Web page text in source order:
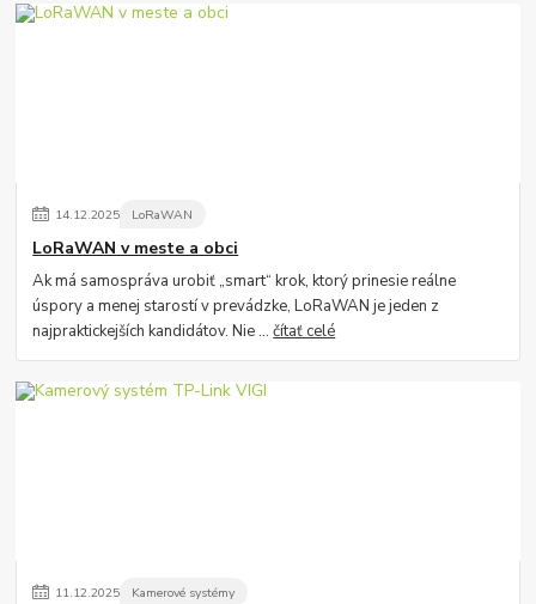
14.12.2025 LoRaWAN
LoRaWAN v meste a obci
Ak má samospráva urobiť „smart“ krok, ktorý prinesie reálne
úspory a menej starostí v prevádzke, LoRaWAN je jeden z
najpraktickejších kandidátov. Nie ...čítať celé
11.12.2025 Kamerové systémy